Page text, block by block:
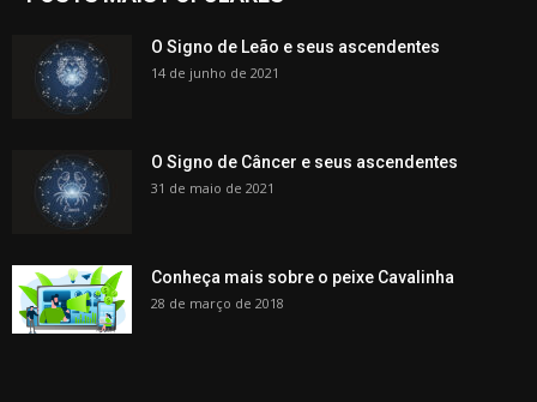
O Signo de Leão e seus ascendentes
14 de junho de 2021
O Signo de Câncer e seus ascendentes
31 de maio de 2021
Conheça mais sobre o peixe Cavalinha
28 de março de 2018